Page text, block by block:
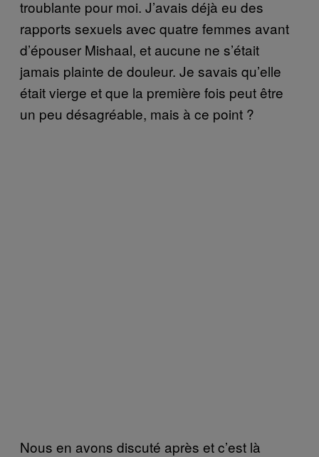
troublante pour moi. J’avais déjà eu des
rapports sexuels avec quatre femmes avant
d’épouser Mishaal, et aucune ne s’était
jamais plainte de douleur. Je savais qu’elle
était vierge et que la première fois peut être
un peu désagréable, mais à ce point ?
Nous en avons discuté après et c’est là